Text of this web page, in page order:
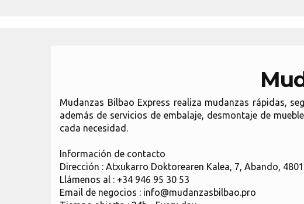
Mudanzas Bilbao Express realiza mudanzas rápidas,
además de servicios de embalaje, desmontaje de
cada necesidad.
Información de contacto
Dirección : Atxukarro Doktorearen Kalea, 7, Abando,
Llámenos al : +34 946 95 30 53
Email de negocios : info@mudanzasbilbao.pro